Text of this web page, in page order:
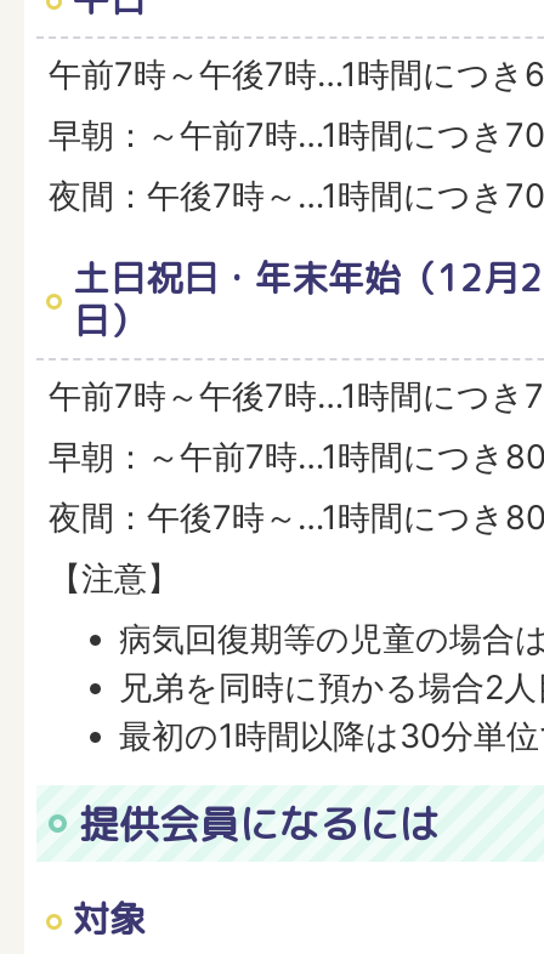
午前7時～午後7時…1時間につき
早朝：～午前7時…1時間につき
夜間：午後7時～…1時間につき
土日祝日・年末年始（12月
日）
午前7時～午後7時…1時間につき
早朝：～午前7時…1時間につき
夜間：午後7時～…1時間につき
【注意】
病気回復期等の児童の場合
兄弟を同時に預かる場合2
最初の1時間以降は30分単
提供会員になるには
対象